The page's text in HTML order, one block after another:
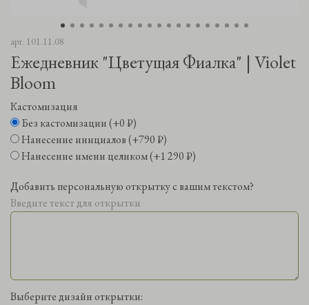
Ежедневник "Цветущая Фиалка" | Violet
Bloom
арт. 101.11.08
Кастомизация
Без кастомизации(+0 ₽)
Нанесение инициалов(+790 ₽)
Нанесение имени целиком(+1 290 ₽)
Добавить персональную открытку с вашим текстом?
Введите текст для открытки
Выберите дизайн открытки: